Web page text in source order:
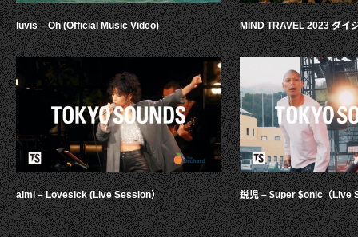
luvis – Oh (Official Music Video)
aimi – Lovesick (Live Session）
MIND TRAVEL 2023 ダイ
鋭児 – $uper $onic（Live